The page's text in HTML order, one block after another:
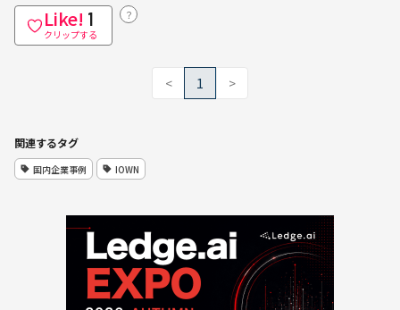
Like! 1
クリップする
？
< 1 >
関連するタグ
国内企業事例 IOWN